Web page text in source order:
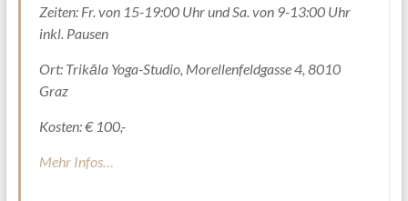
Zeiten: Fr. von 15-19:00 Uhr und Sa. von 9-13:00 Uhr
inkl. Pausen
Ort: Trikāla Yoga-Studio, Morellenfeldgasse 4, 8010
Graz
Kosten: € 100,-
Mehr Infos…